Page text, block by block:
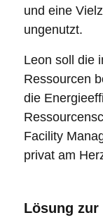
und eine
ungenutzt.
Leon soll die
Ressourcen
die
Facility
privat am
Lösung